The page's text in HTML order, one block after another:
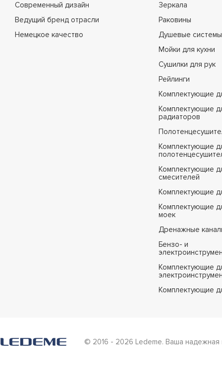
Современный дизайн
Ведущий бренд отрасли
Немецкое качество
Зеркала
Раковины
Душевые системы
Мойки для кухни
Сушилки для рук
Рейлинги
Комплектующие
Комплектующие
радиаторов
Комплектующие
Комплектующие
смесителей
Комплектующие
Комплектующие
моек
Дренажные
Бензо- и
Комплектующие
Комплектующие
© 2016 - 2026 Ledeme. Ваша